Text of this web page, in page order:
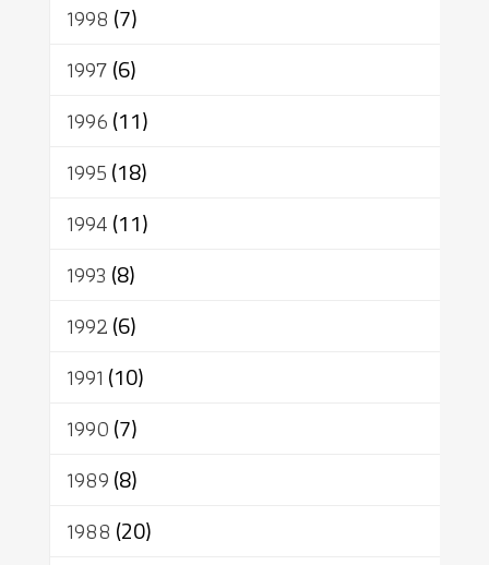
1998 (7)
1997(6)
1996(11)
1995(18)
1994(11)
1993 (8)
1992(6)
1991 (10)
1990(7)
1989(8)
1988 (20)